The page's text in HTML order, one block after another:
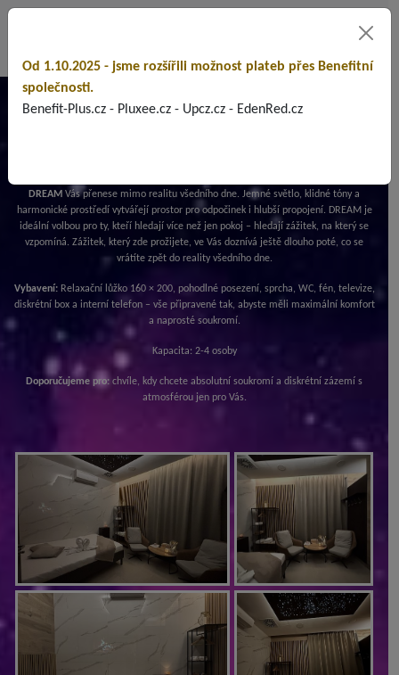
DREAM
DREAM Vás přenese mimo realitu všedního dne. Jemné světlo, klidné tóny a
harmonické prostředí vytvářejí prostor pro odpočinek i hlubší propojení. DREAM je
ideální volbou pro ty, kteří hledají více než jen pokoj – hledají zážitek, na který se
vzpomíná. Zážitek, který zde prožijete, ve Vás doznívá ještě dlouho poté, co se
vrátíte zpět do reality všedního dne.
Vybavení: Relaxační lůžko 160 × 200, pohodlné posezení, sprcha, WC, fén, televize,
diskrétní box a interní telefon – vše připravené tak, abyste měli maximální komfort
a naprosté soukromí.
Kapacita: 2-4 osoby
Doporučujeme pro: chvíle, kdy chcete absolutní soukromí a diskrétní zázemí s
atmosférou jen pro Vás.
Od 1.10.2025 - jsme rozšířili možnost plateb přes Benefitní
společnosti.
Benefit-Plus.cz - Pluxee.cz - Upcz.cz - EdenRed.cz